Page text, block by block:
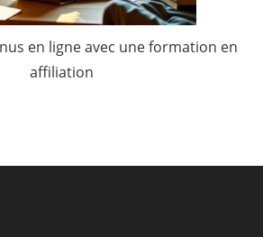
en ligne avec une formation en
affiliation